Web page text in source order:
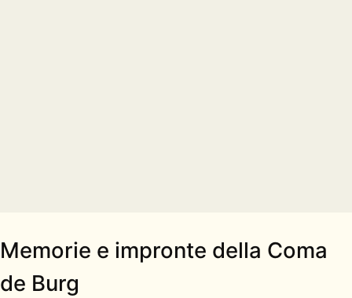
Memorie e impronte della Coma
de Burg